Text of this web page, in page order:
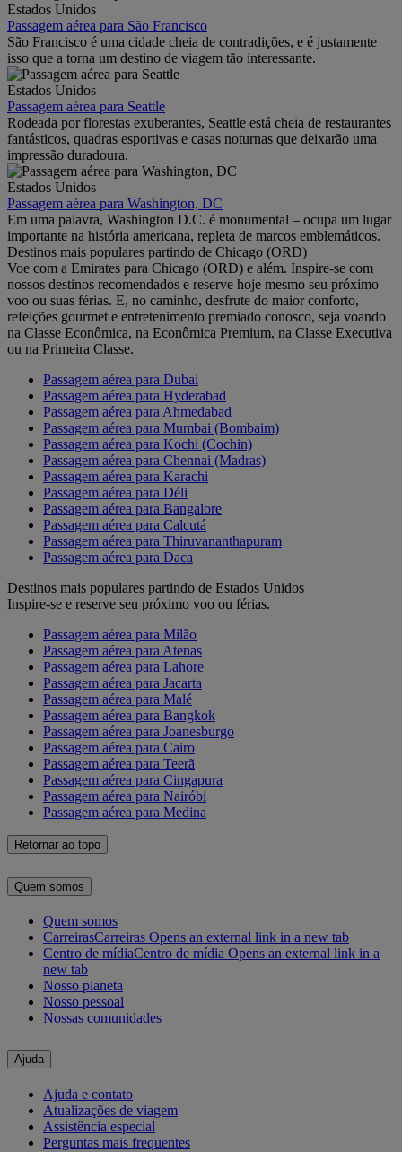
Estados Unidos
Passagem aérea para São Francisco
São Francisco é uma cidade cheia de contradições, e é justamente
isso que a torna um destino de viagem tão interessante.
Estados Unidos
Passagem aérea para Seattle
Rodeada por florestas exuberantes, Seattle está cheia de restaurantes
fantásticos, quadras esportivas e casas noturnas que deixarão uma
impressão duradoura.
Estados Unidos
Passagem aérea para Washington, DC
Em uma palavra, Washington D.C. é monumental – ocupa um lugar
importante na história americana, repleta de marcos emblemáticos.
Destinos mais populares partindo de Chicago (ORD)
Voe com a Emirates para Chicago (ORD) e além. Inspire-se com
nossos destinos recomendados e reserve hoje mesmo seu próximo
voo ou suas férias. E, no caminho, desfrute do maior conforto,
refeições gourmet e entretenimento premiado conosco, seja voando
na Classe Econômica, na Econômica Premium, na Classe Executiva
ou na Primeira Classe.
Passagem aérea para Dubai
Passagem aérea para Hyderabad
Passagem aérea para Ahmedabad
Passagem aérea para Mumbai (Bombaim)
Passagem aérea para Kochi (Cochin)
Passagem aérea para Chennai (Madras)
Passagem aérea para Karachi
Passagem aérea para Déli
Passagem aérea para Bangalore
Passagem aérea para Calcutá
Passagem aérea para Thiruvananthapuram
Passagem aérea para Daca
Destinos mais populares partindo de Estados Unidos
Inspire-se e reserve seu próximo voo ou férias.
Passagem aérea para Milão
Passagem aérea para Atenas
Passagem aérea para Lahore
Passagem aérea para Jacarta
Passagem aérea para Malé
Passagem aérea para Bangkok
Passagem aérea para Joanesburgo
Passagem aérea para Cairo
Passagem aérea para Teerã
Passagem aérea para Cingapura
Passagem aérea para Nairóbi
Passagem aérea para Medina
Retornar ao topo
Quem somos
Quem somos
CarreirasCarreiras Opens an external link in a new tab
Centro de mídiaCentro de mídia Opens an external link in a
new tab
Nosso planeta
Nosso pessoal
Nossas comunidades
Ajuda
Ajuda e contato
Atualizações de viagem
Assistência especial
Perguntas mais frequentes